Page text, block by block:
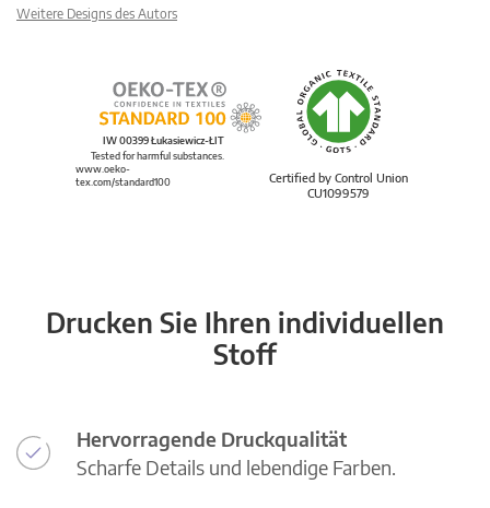
Weitere Designs des Autors
Certified by Control Union
CU1099579
IW 00399 Łukasiewicz-ŁIT
Tested for harmful substances.
www.oeko-
tex.com/standard100
Drucken Sie Ihren individuellen
Stoff
Hervorragende Druckqualität
Scharfe Details und lebendige Farben.